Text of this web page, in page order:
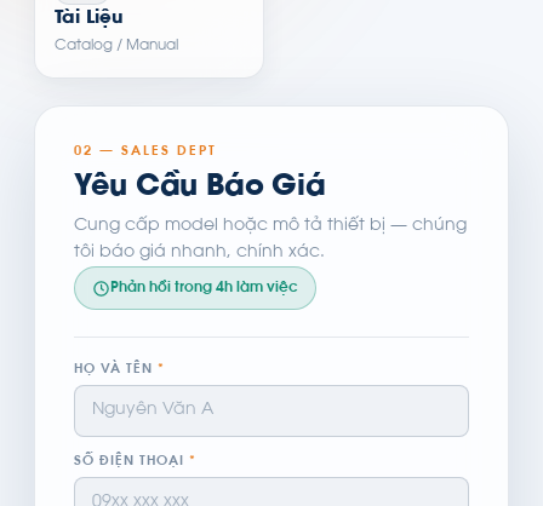
Tài Liệu
Catalog / Manual
02 — SALES DEPT
Yêu Cầu Báo Giá
Cung cấp model hoặc mô tả thiết bị — chúng
tôi báo giá nhanh, chính xác.
Phản hồi trong 4h làm việc
HỌ VÀ TÊN *
SỐ ĐIỆN THOẠI *